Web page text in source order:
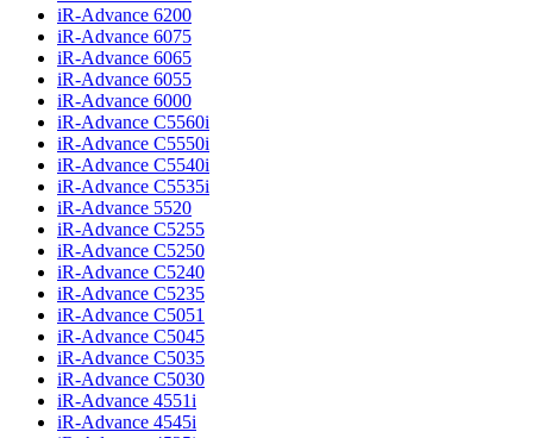
iR-Advance 6200
iR-Advance 6075
iR-Advance 6065
iR-Advance 6055
iR-Advance 6000
iR-Advance C5560i
iR-Advance C5550i
iR-Advance C5540i
iR-Advance C5535i
iR-Advance 5520
iR-Advance C5255
iR-Advance C5250
iR-Advance C5240
iR-Advance C5235
iR-Advance C5051
iR-Advance C5045
iR-Advance C5035
iR-Advance C5030
iR-Advance 4551i
iR-Advance 4545i